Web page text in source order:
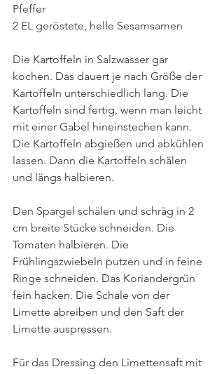
Pfeffer
2 EL geröstete, helle Sesamsamen
Die Kartoffeln in Salzwasser gar
kochen. Das dauert je nach Größe der
Kartoffeln unterschiedlich lang. Die
Kartoffeln sind fertig, wenn man leicht
mit einer Gabel hineinstechen kann.
Die Kartoffeln abgießen und abkühlen
lassen. Dann die Kartoffeln schälen
und längs halbieren.
Den Spargel schälen und schräg in 2
cm breite Stücke schneiden. Die
Tomaten halbieren. Die
Frühlingszwiebeln putzen und in feine
Ringe schneiden. Das Koriandergrün
fein hacken. Die Schale von der
Limette abreiben und den Saft der
Limette auspressen.
Für das Dressing den Limettensaft mit